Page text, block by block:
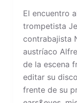
El encuentro
trompetista
contrabajista
austríaco
de la escena
editar su disco
frente de su